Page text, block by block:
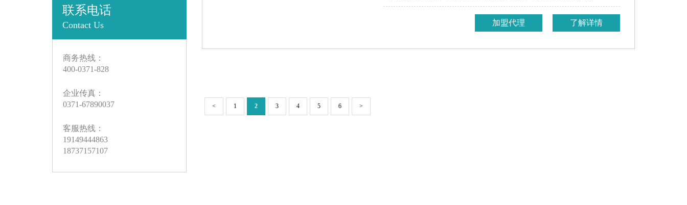
联系电话
Contact Us
商务热线：
400-0371-828
企业传真：
0371-67890037
客服热线：
19149444863
18737157107
加盟代理 了解详情
< 1 2 3 4 5 6 >